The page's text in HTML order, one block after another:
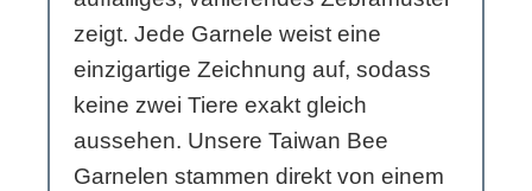
zeigt. Jede Garnele weist eine
einzigartige Zeichnung auf, sodass
keine zwei Tiere exakt gleich
aussehen. Unsere Taiwan Bee
Garnelen stammen direkt von einem